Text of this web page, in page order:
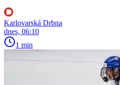
Karlovarská Drbna
dnes, 06:10
1 min